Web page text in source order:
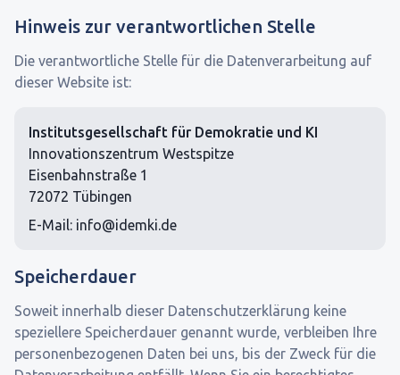
Hinweis zur verantwortlichen Stelle
Die verantwortliche Stelle für die Datenverarbeitung auf
dieser Website ist:
Institutsgesellschaft für Demokratie und KI
Innovationszentrum Westspitze
Eisenbahnstraße 1
72072 Tübingen
E-Mail: info@idemki.de
Speicherdauer
Soweit innerhalb dieser Datenschutzerklärung keine
speziellere Speicherdauer genannt wurde, verbleiben Ihre
personenbezogenen Daten bei uns, bis der Zweck für die